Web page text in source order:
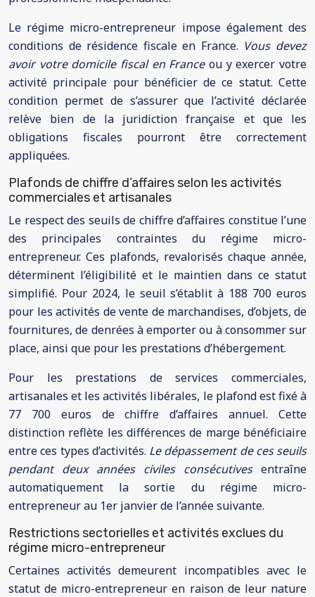
Le régime micro-entrepreneur impose également des
conditions de résidence fiscale en France. Vous devez
avoir votre domicile fiscal en France ou y exercer votre
activité principale pour bénéficier de ce statut. Cette
condition permet de s’assurer que l’activité déclarée
relève bien de la juridiction française et que les
obligations fiscales pourront être correctement
appliquées.
Plafonds de chiffre d’affaires selon les activités
commerciales et artisanales
Le respect des seuils de chiffre d’affaires constitue l’une
des principales contraintes du régime micro-
entrepreneur. Ces plafonds, revalorisés chaque année,
déterminent l’éligibilité et le maintien dans ce statut
simplifié. Pour 2024, le seuil s’établit à 188 700 euros
pour les activités de vente de marchandises, d’objets, de
fournitures, de denrées à emporter ou à consommer sur
place, ainsi que pour les prestations d’hébergement.
Pour les prestations de services commerciales,
artisanales et les activités libérales, le plafond est fixé à
77 700 euros de chiffre d’affaires annuel. Cette
distinction reflète les différences de marge bénéficiaire
entre ces types d’activités. Le dépassement de ces seuils
pendant deux années civiles consécutives entraîne
automatiquement la sortie du régime micro-
entrepreneur au 1er janvier de l’année suivante.
Restrictions sectorielles et activités exclues du
régime micro-entrepreneur
Certaines activités demeurent incompatibles avec le
statut de micro-entrepreneur en raison de leur nature